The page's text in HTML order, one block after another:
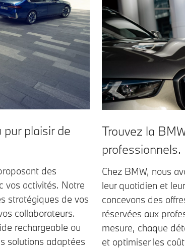
plaisir de
des
vos activités. Notre
stratégiques de vos
collaborateurs.
rechargeable ou
solutions adaptées
Trouvez la
professionnels.
Chez BMW, nous
leur quotidien et
concevons des
réservées aux
mesure, chaque
et optimiser les